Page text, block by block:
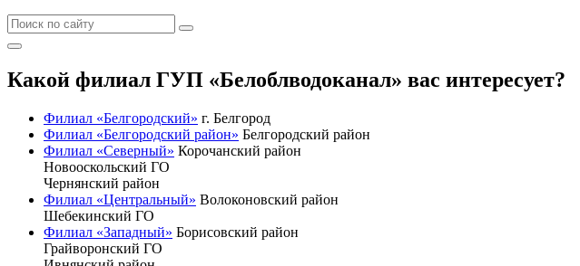
Какой филиал ГУП «Белоблводоканал» вас интересует?
Филиал «Белгородский» г. Белгород
Филиал «Белгородский район» Белгородский район
Филиал «Северный» Корочанский район
Новооскольский ГО
Чернянский район
Филиал «Центральный» Волоконовский район
Шебекинский ГО
Филиал «Западный» Борисовский район
Грайворонский ГО